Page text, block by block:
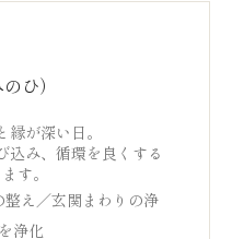
ひ）
が深い日。
込み、循環を良くする
す。
え／玄関まわりの浄
浄化